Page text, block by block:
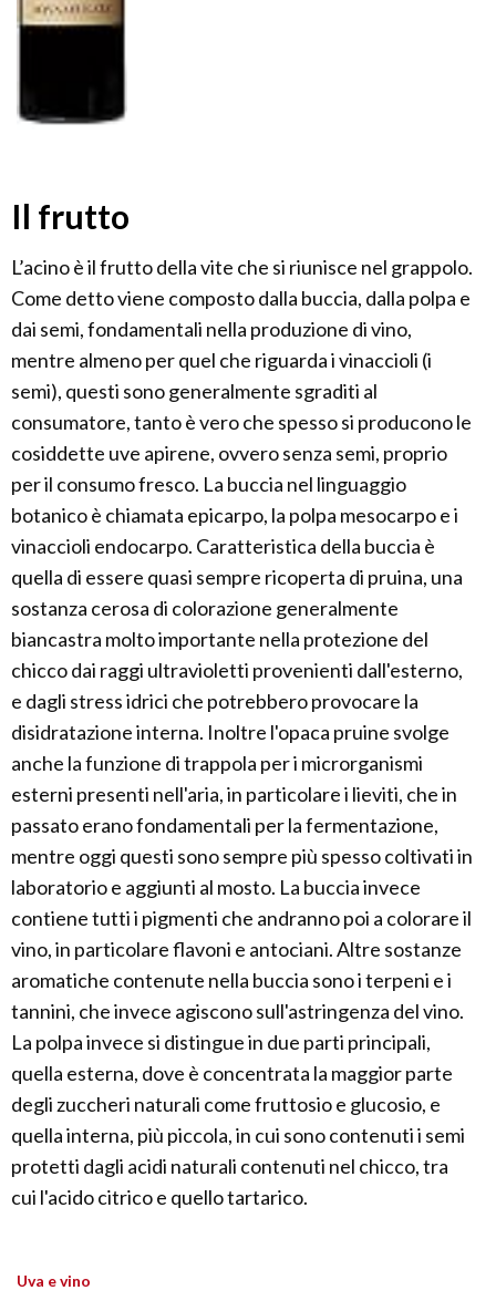
Il frutto
L’acino è il frutto della vite che si riunisce nel grappolo.
Come detto viene composto dalla buccia, dalla polpa e
dai semi, fondamentali nella produzione di vino,
mentre almeno per quel che riguarda i vinaccioli (i
semi), questi sono generalmente sgraditi al
consumatore, tanto è vero che spesso si producono le
cosiddette uve apirene, ovvero senza semi, proprio
per il consumo fresco. La buccia nel linguaggio
botanico è chiamata epicarpo, la polpa mesocarpo e i
vinaccioli endocarpo. Caratteristica della buccia è
quella di essere quasi sempre ricoperta di pruina, una
sostanza cerosa di colorazione generalmente
biancastra molto importante nella protezione del
chicco dai raggi ultravioletti provenienti dall'esterno,
e dagli stress idrici che potrebbero provocare la
disidratazione interna. Inoltre l'opaca pruine svolge
anche la funzione di trappola per i microrganismi
esterni presenti nell'aria, in particolare i lieviti, che in
passato erano fondamentali per la fermentazione,
mentre oggi questi sono sempre più spesso coltivati in
laboratorio e aggiunti al mosto. La buccia invece
contiene tutti i pigmenti che andranno poi a colorare il
vino, in particolare flavoni e antociani. Altre sostanze
aromatiche contenute nella buccia sono i terpeni e i
tannini, che invece agiscono sull'astringenza del vino.
La polpa invece si distingue in due parti principali,
quella esterna, dove è concentrata la maggior parte
degli zuccheri naturali come fruttosio e glucosio, e
quella interna, più piccola, in cui sono contenuti i semi
protetti dagli acidi naturali contenuti nel chicco, tra
cui l'acido citrico e quello tartarico.
Uva e vino